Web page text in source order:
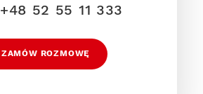
+48 52 55 11 333
ZAMÓW ROZMOWĘ